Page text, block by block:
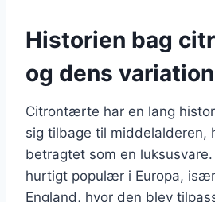
Historien bag
og dens
Citrontærte har en lang
sig tilbage til middelalderen,
betragtet som en
hurtigt populær i Europa,
England, hvor den blev